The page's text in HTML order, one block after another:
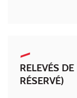
RELEVÉS
RÉSERVÉ)